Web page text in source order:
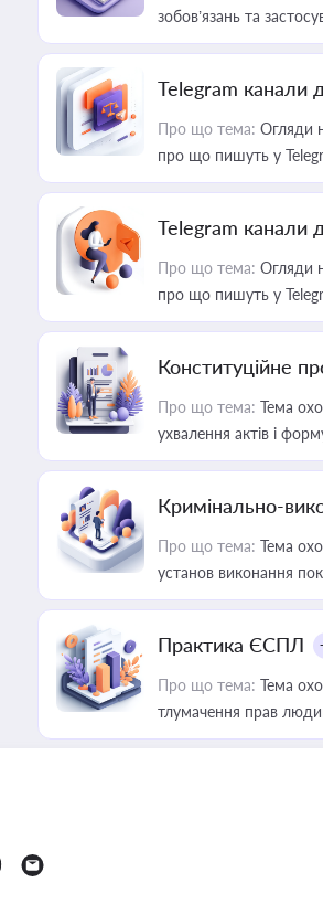
зобов’язань та
Telegram канали
Про що тема: Огляди
про що пишуть у
Telegram канали
Про що тема: Огляди
про що пишуть у
Конституційне
Про що тема: Тема
ухвалення актів і
Кримінально-
Про що тема: Тема
установ виконання
Практика ЄСПЛ
Про що тема: Тема
тлумачення прав